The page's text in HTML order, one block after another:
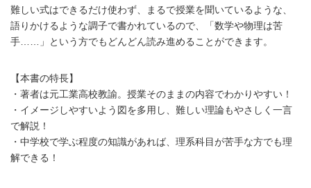
難しい式はできるだけ使わず、まるで授業を聞いているような、
語りかけるような調子で書かれているので、「数学や物理は苦
手……」という方でもどんどん読み進めることができます。
【本書の特長】
・著者は元工業高校教諭。授業そのままの内容でわかりやすい！
・イメージしやすいよう図を多用し、難しい理論もやさしく一言
で解説！
・中学校で学ぶ程度の知識があれば、理系科目が苦手な方でも理
解できる！